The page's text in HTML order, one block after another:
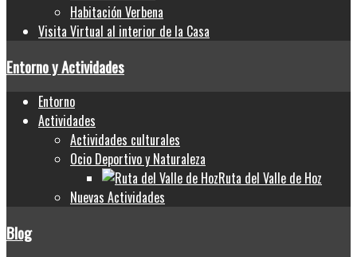
Habitación Verbena
Visita Virtual al interior de la Casa
Entorno y Actividades
Entorno
Actividades
Actividades culturales
Ocio Deportivo y Naturaleza
Ruta del Valle de Hoz
Nuevas Actividades
Blog